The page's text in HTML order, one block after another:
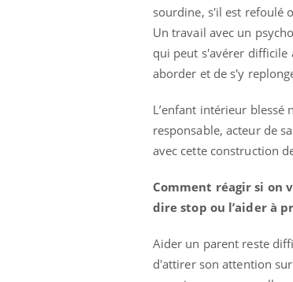
sourdine, s'il est refoulé
Un travail avec un
qui peut s'avérer difficile
aborder et de s'y
L’enfant intérieur blessé
responsable, acteur de
avec cette construction
Comment réagir si on
dire stop ou l’aider à
Aider un parent reste
d'attirer son attention